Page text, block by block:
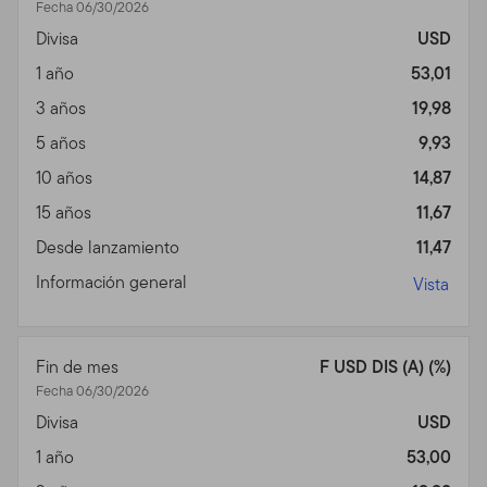
Fecha 06/30/2026
Divisa
USD
1 año
53,01
3 años
19,98
5 años
9,93
10 años
14,87
15 años
11,67
Desde lanzamiento
11,47
Información general
Vista
Fin de mes
Fecha 06/30/2026
F USD DIS (A) (%)
Divisa
USD
1 año
53,00
Privacidad, Transmisión de
Información Personal,
Comunicaciones No
Solicitadas y Monitoreo de
Uso
Política de Privacidad.
Para inversores individuales de
nuestros Fondos, favor ver nuestra Política de
Privacidad para un sumario de la información personal
con relación al uso de esa información; y las medidas
que tomamos para salvaguardarla.
Transmisión de Información Personal.
Su uso de este